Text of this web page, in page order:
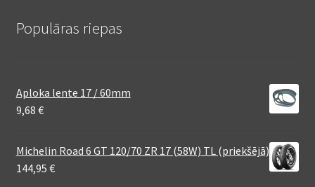
Populāras riepas
Aploka lente 17 / 60mm
9,68 €
Michelin Road 6 GT 120/70 ZR 17 (58W) TL (priekšējā)
144,95 €